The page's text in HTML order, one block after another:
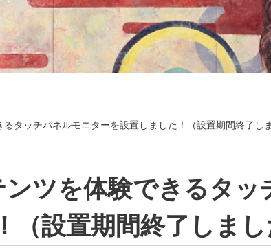
タッチパネルモニターを設置しました！（設置期間終了しま
ツを体験できるタッ
設置期間終了しまし